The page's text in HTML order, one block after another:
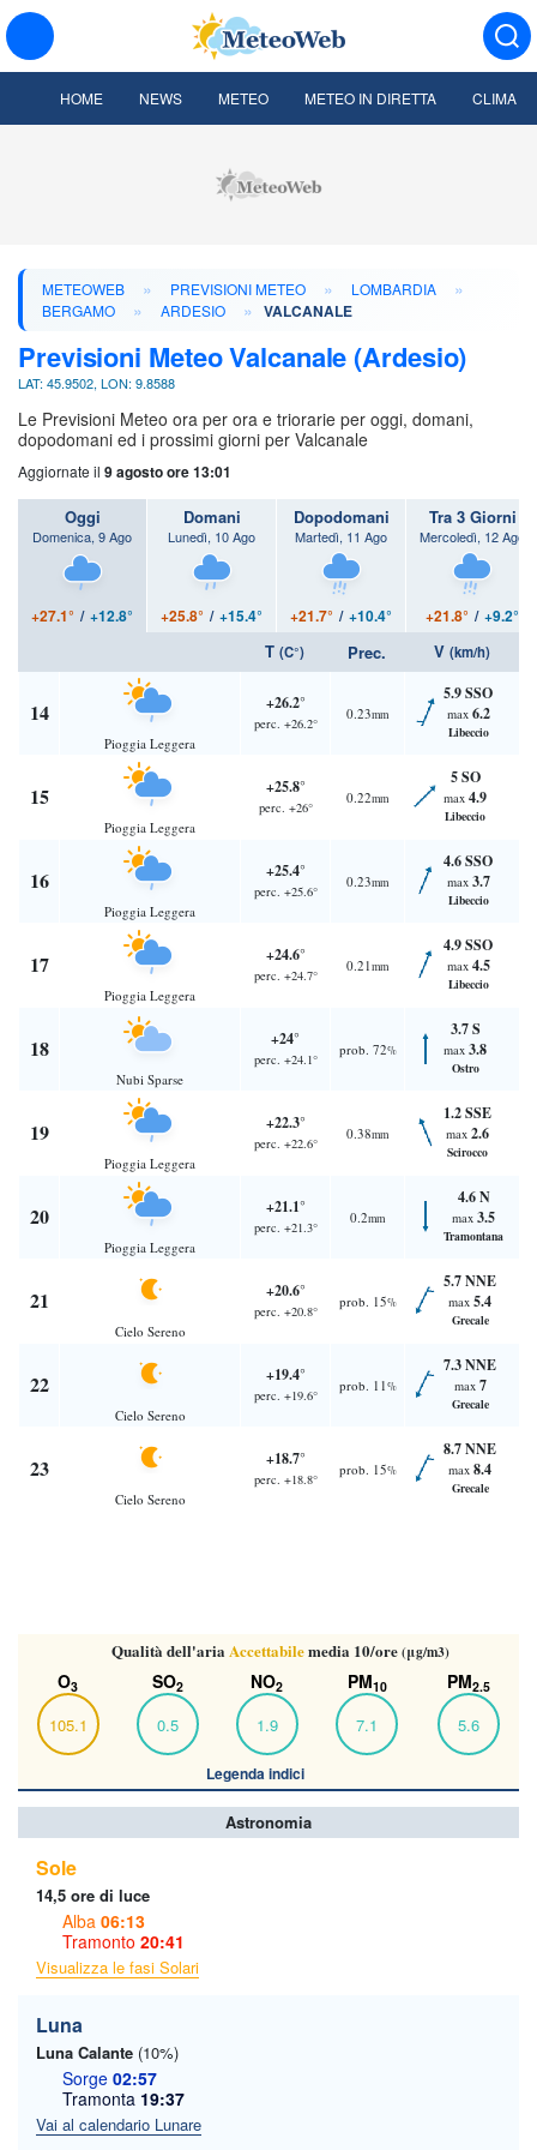
HOME NEWS METEO METEO IN DIRETTA CLIMA
METEOWEB » PREVISIONI METEO » LOMBARDIA »
BERGAMO » ARDESIO » VALCANALE
Previsioni Meteo Valcanale (Ardesio)
LAT: 45.9502, LON: 9.8588
Le Previsioni Meteo ora per ora e triorarie per oggi, domani,
dopodomani ed i prossimi giorni per Valcanale
Aggiornate il 9 agosto ore 13:01
Oggi
Domenica, 9 Ago
+27.1° / +12.8°
Domani
Lunedì, 10 Ago
+25.8° / +15.4°
Dopodomani
Martedì, 11 Ago
+21.7° / +10.4°
Tra 3 Giorni
Mercoledì, 12 Ago
+21.8° / +9.2°
T (C°) Prec. V (km/h)
14
Pioggia Leggera
+26.2°
perc. +26.2°
0.23mm
5.9 SSO
max 6.2
Libeccio
15
Pioggia Leggera
+25.8°
perc. +26°
0.22mm
5 SO
max 4.9
Libeccio
16
Pioggia Leggera
+25.4°
perc. +25.6°
0.23mm
4.6 SSO
max 3.7
Libeccio
17
Pioggia Leggera
+24.6°
perc. +24.7°
0.21mm
4.9 SSO
max 4.5
Libeccio
18
Nubi Sparse
+24°
perc. +24.1°
prob. 72%
3.7 S
max 3.8
Ostro
19
Pioggia Leggera
+22.3°
perc. +22.6°
0.38mm
1.2 SSE
max 2.6
Scirocco
20
Pioggia Leggera
+21.1°
perc. +21.3°
0.2mm
4.6 N
max 3.5
Tramontana
21
Cielo Sereno
+20.6°
perc. +20.8°
prob. 15%
5.7 NNE
max 5.4
Grecale
22
Cielo Sereno
+19.4°
perc. +19.6°
prob. 11%
7.3 NNE
max 7
Grecale
23
Cielo Sereno
+18.7°
perc. +18.8°
prob. 15%
8.7 NNE
max 8.4
Grecale
Qualità dell'aria Accettabilemedia 10/ore(μg/m3)
O3
105.1
SO2
0.5
NO2
1.9
PM10
7.1
PM2.5
5.6
Legenda indici
Astronomia
Sole
14,5 ore di luce
Alba 06:13
Tramonto 20:41
Visualizza le fasi Solari
Luna
Luna Calante (10%)
Sorge 02:57
Tramonta 19:37
Vai al calendario Lunare